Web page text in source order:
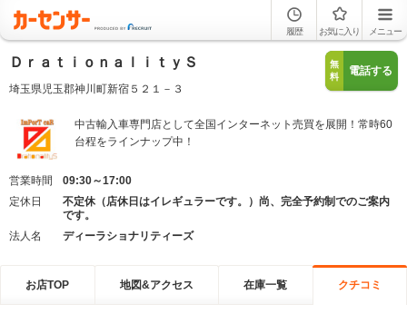
履歴 お気に入り メニュー
ＤｒａｔｉｏｎａｌｉｔｙＳ
埼玉県児玉郡神川町新宿５２１－３
無
料
電話する
中古輸入車専門店として全国インターネット売買を展開！常時60
台程をラインナップ中！
営業時間
09:30～17:00
定休日
不定休（店休日はイレギュラーです。）尚、完全予約制でのご案内
です。
法人名
ディーラショナリティーズ
お店TOP 地図&アクセス 在庫一覧 クチコミ